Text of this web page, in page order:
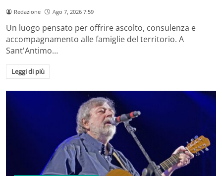
Redazione Ago 7, 2026 7:59
Un luogo pensato per offrire ascolto, consulenza e
accompagnamento alle famiglie del territorio. A
Sant'Antimo…
Leggi di più